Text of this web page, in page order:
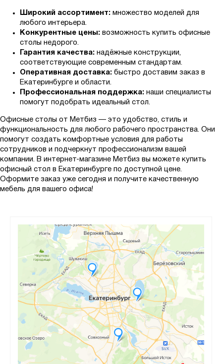
Широкий ассортимент: множество моделей для
любого интерьера.
Конкурентные цены: возможность купить офисные
столы недорого.
Гарантия качества: надёжные конструкции,
соответствующие современным стандартам.
Оперативная доставка: быстро доставим заказ в
Екатеринбурге и области.
Профессиональная поддержка: наши специалисты
помогут подобрать идеальный стол.
Офисные столы от Метбиз — это удобство, стиль и
функциональность для любого рабочего пространства. Они
помогут создать комфортные условия для работы
сотрудников и подчеркнут профессионализм вашей
компании. В интернет-магазине Метбиз вы можете купить
офисный стол в Екатеринбурге по доступной цене.
Оформите заказ уже сегодня и получите качественную
мебель для вашего офиса!